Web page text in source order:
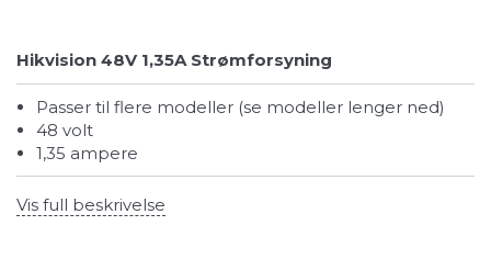
Hikvision 48V 1,35A Strømforsyning
Passer til flere modeller (se modeller lenger ned)
48 volt
1,35 ampere
Vis full beskrivelse